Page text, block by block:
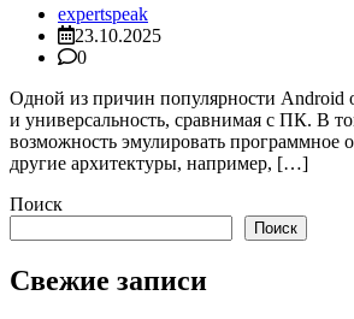
expertspeak
23.10.2025
0
Одной из причин популярности Android
и универсальность, сравнимая с ПК. В
возможность эмулировать программное
другие архитектуры, например, […]
Поиск
Поиск
Свежие записи